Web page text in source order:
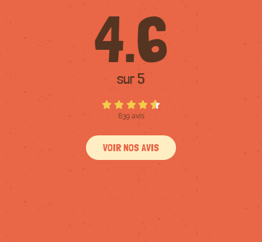
4.6
sur 5
639 avis
VOIR NOS AVIS